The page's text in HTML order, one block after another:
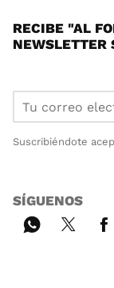
RECIBE "AL
NEWSLETTER
Suscribiéndote
SÍGUENOS